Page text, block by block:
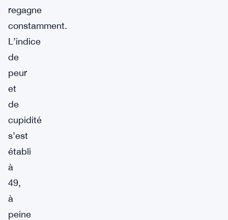
regagne
constamment.
L’indice
de
peur
et
de
cupidité
s’est
établi
à
49,
à
peine